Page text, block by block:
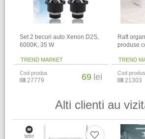
Set 2 becuri auto Xenon D2S,
6000K, 35 W
TREND MARKET
Cod produs
27779 69 lei
Raft
produse
TREND
Cod produs
21303
Alti clienti au